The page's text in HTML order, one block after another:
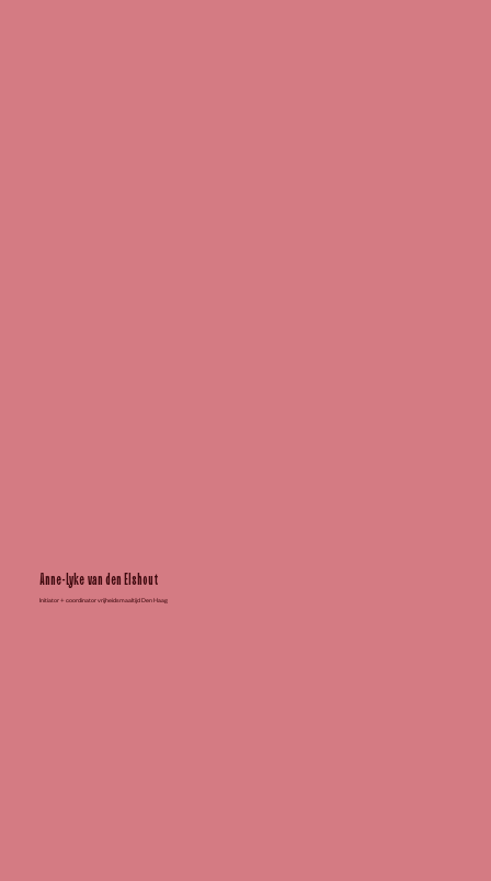
Anne-Lyke van den Elshout
Initiator + coordinator vrijheidsmaaltijd Den Haag